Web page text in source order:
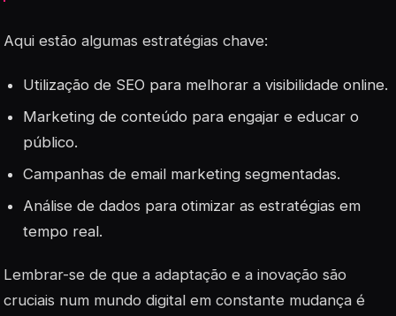
Aqui estão algumas estratégias chave:
Utilização de SEO para melhorar a visibilidade online.
Marketing de conteúdo para engajar e educar o
público.
Campanhas de email marketing segmentadas.
Análise de dados para otimizar as estratégias em
tempo real.
Lembrar-se de que a adaptação e a inovação são
cruciais num mundo digital em constante mudança é